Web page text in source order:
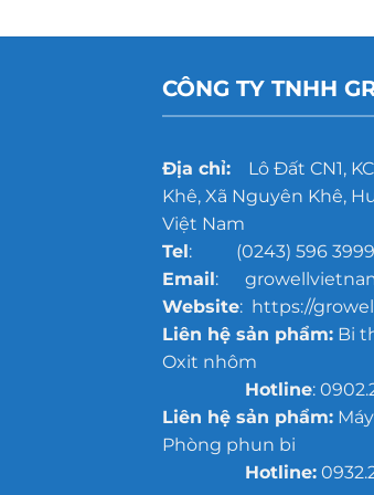
CÔNG TY TNHH
Địa chỉ:Lô Đất CN1,
Khê, Xã Nguyên Khê,
Việt Nam
Tel: (0243) 596 3999 -
Email:
Website: https://
Liên hệ sản phẩm:Bi
Oxit nhôm
Hotline:
Liên hệ sản phẩm:
Phòng phun bi
Hotline: